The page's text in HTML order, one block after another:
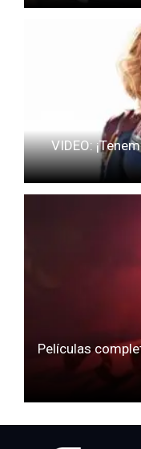
VIDEO:
Películas